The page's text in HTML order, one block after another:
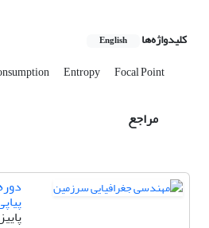
کلیدواژه‌ها English
Entropy Focal Point
مراجع
پیاپی
پاییز